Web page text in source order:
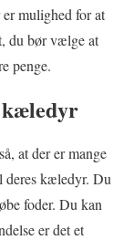
mulighed for at
du bør vælge at
penge.
at der er mange
deres kæledyr. Du
foder. Du kan
er det et